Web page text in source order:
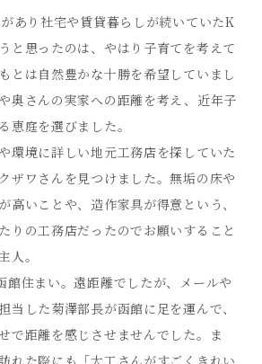
あり社宅や賃貸暮らしが続いていたK
と思ったのは、やはり子育てを考えて
とは自然豊かな十勝を希望していまし
奥さんの実家への距離を考え、近年子
恵庭を選びました。
環境に詳しい地元工務店を探していた
ザワさんを見つけました。無垢の床や
高いことや、造作家具が得意という、
りの工務店だったのでお願いすること
人。
住まい。遠距離でしたが、メールや
当した菊澤部長が函館に足を運んで、
で距離を感じさせませんでした。ま
れた際にも「大工さんがすごくきれい